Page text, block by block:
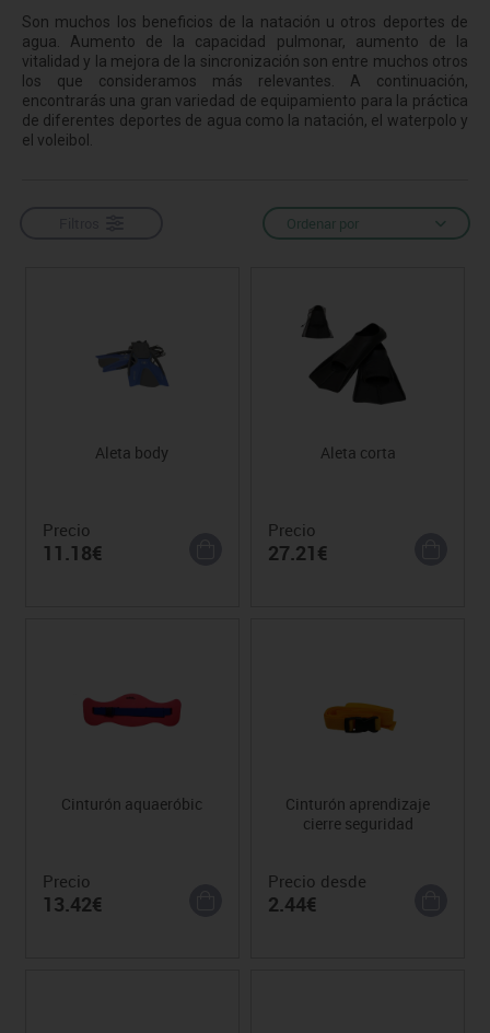
Son muchos los beneficios de la natación u otros deportes de
agua. Aumento de la capacidad pulmonar, aumento de la
vitalidad y la mejora de la sincronización son entre muchos otros
los que consideramos más relevantes. A continuación,
encontrarás una gran variedad de equipamiento para la práctica
de diferentes deportes de agua como la natación, el waterpolo y
el voleibol.
Ordenar por
Aleta body
Precio
11.18€
Aleta corta
Precio
27.21€
Cinturón aquaeróbic
Precio
13.42€
Cinturón aprendizaje
cierre seguridad
Precio desde
2.44€